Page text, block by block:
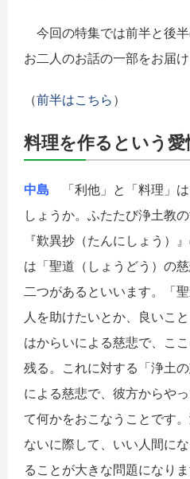
今回の特集では前半と後
お二人のお話の一部をお届け
（前半はこちら ）
料理を作るという愛
中島 「利他」と「料理」
しょうか。ふたたび浄土教
『歎異抄（たんにしょう）
は「聖道（しょうどう）の
二つがあるといいます。「
人を助けたいとか、良いこ
はからいによる慈悲で、こ
残る。これに対する「浄土
による慈悲で、彼方からや
て何かをおこなうことです
ないに際して、いい人間に
ることが大きな問題になり